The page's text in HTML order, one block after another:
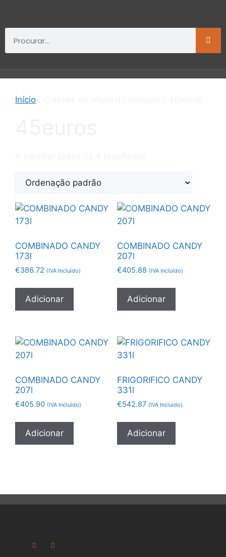
Início
COMBINADO CANDY
173l
€386.72 (IVA Incluído)
Adicionar
COMBINADO CANDY
207l
€405.88 (IVA Incluído)
Adicionar
COMBINADO CANDY
207l
€405.90 (IVA Incluído)
Adicionar
FRIGORIFICO CANDY
331l
€542.87 (IVA Incluído)
Adicionar